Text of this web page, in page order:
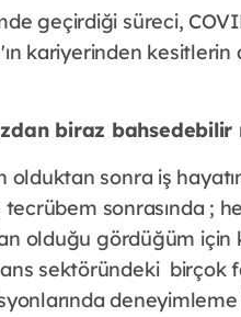
geçirdiği süreci,
kariyerinden kesitlerin
biraz bahsedebilir
olduktan sonra iş
tecrübem sonrasında ;
olduğu gördüğüm için
sektöründeki birçok
deneyimleme